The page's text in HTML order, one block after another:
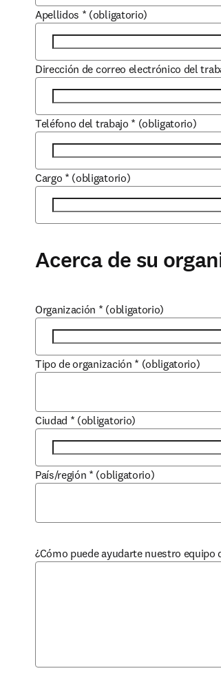
Apellidos * (obligatorio)
Dirección de correo electrónico del
Teléfono del trabajo * (obligatorio)
Cargo * (obligatorio)
Acerca de su
Organización * (obligatorio)
Tipo de organización * (obligatorio)
Ciudad * (obligatorio)
País/región * (obligatorio)
¿Cómo puede ayudarte nuestro equipo